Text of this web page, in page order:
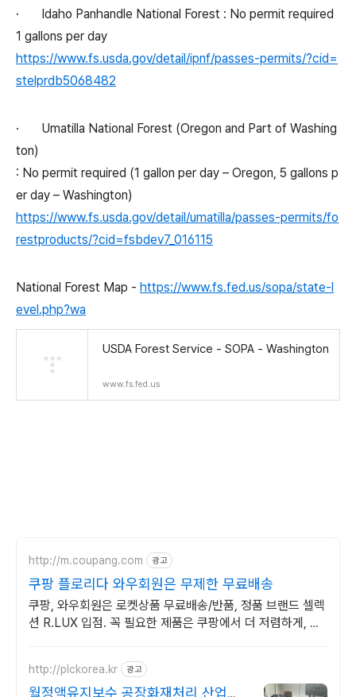
·
Idaho Panhandle National Forest : No permit required
1 gallons per day
https://www.fs.usda.gov/detail/ipnf/passes-permits/?cid=
stelprdb5068482
·
Umatilla National Forest (Oregon and Part of Washing
ton)
: No permit required (1 gallon per day – Oregon, 5 gallons p
er day – Washington)
https://www.fs.usda.gov/detail/umatilla/passes-permits/fo
restproducts/?cid=fsbdev7_016115
National Forest Map - https://www.fs.fed.us/sopa/state-l
evel.php?wa
USDA Forest Service - SOPA - Washington
www.fs.fed.us
http://m.coupang.com 광고
쿠팡 플로리다 와우회원은 무제한 무료배송
쿠팡, 와우회원은 로켓상품 무료배송/반품, 정품 브랜드 셀렉
션 R.LUX 입점. 꼭 필요한 제품은 쿠팡에서 더 저렴하게, 로
http://plckorea.kr 광고
월정액유지보수 공장화재처리 산업자